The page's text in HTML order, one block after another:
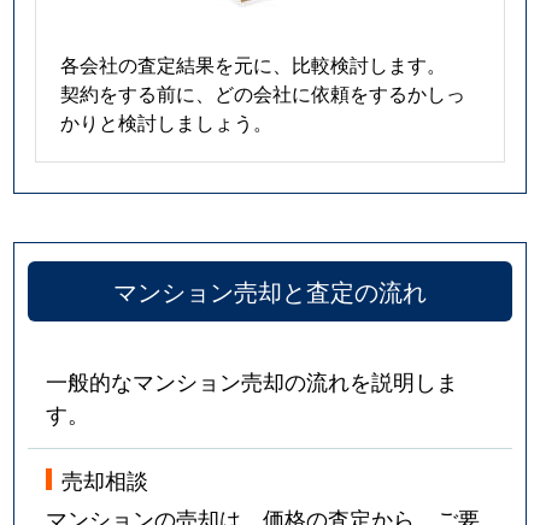
各会社の査定結果を元に、比較検討します。
契約をする前に、どの会社に依頼をするかしっ
かりと検討しましょう。
マンション売却と査定の流れ
一般的なマンション売却の流れを説明しま
す。
売却相談
マンションの売却は、価格の査定から。ご要